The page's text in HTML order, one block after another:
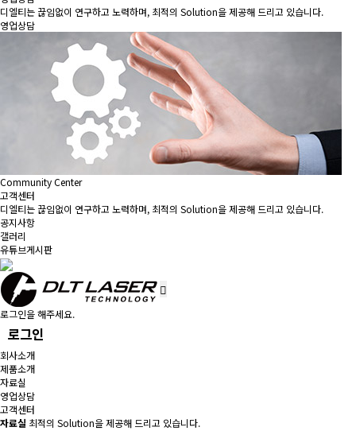
디엘티는 끊임없이 연구하고 노력하며, 최적의 Solution을 제공해 드리고 있습니다.
영업상담
Community Center
고객센터
디엘티는 끊임없이 연구하고 노력하며, 최적의 Solution을 제공해 드리고 있습니다.
공지사항
갤러리
유튜브게시판
로그인을 해주세요.
로그인
회사소개
제품소개
자료실
영업상담
고객센터
자료실 최적의 Solution을 제공해 드리고 있습니다.